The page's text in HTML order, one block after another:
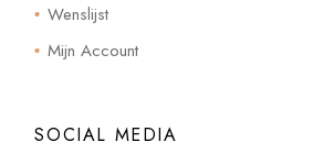
Wenslijst
Mijn Account
SOCIAL MEDIA